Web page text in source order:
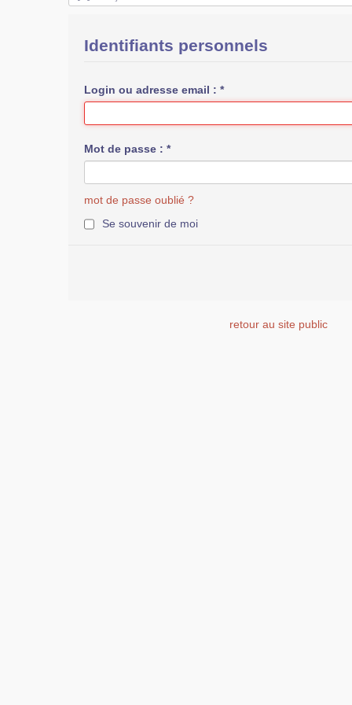
Identifiants personnels
Login ou adresse email : *
Mot de passe : *
mot de passe oublié ?
Se souvenir de moi
retour au site public